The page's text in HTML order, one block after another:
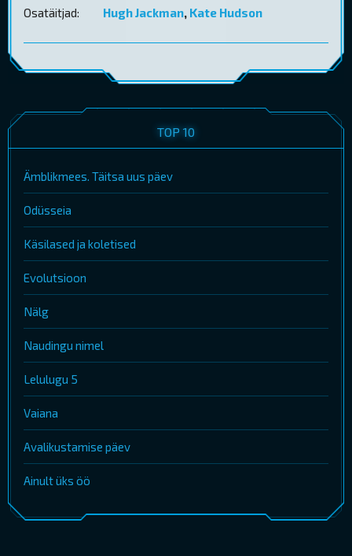
Osatäitjad:
Hugh Jackman, Kate Hudson
TOP 10
Ämblikmees. Täitsa uus päev
Odüsseia
Käsilased ja koletised
Evolutsioon
Nälg
Naudingu nimel
Lelulugu 5
Vaiana
Avalikustamise päev
Ainult üks öö